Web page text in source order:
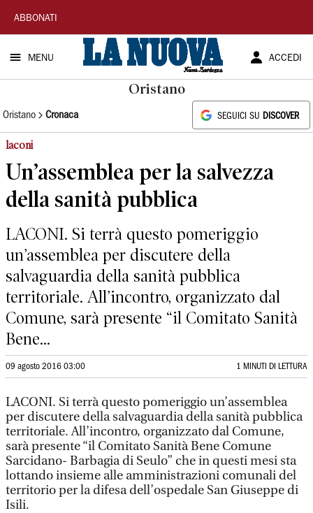
La
Nuova
Sardegna
ABBONATI
MENU ACCEDI
Oristano
Oristano Cronaca SEGUICI SU DISCOVER
laconi
Un’assemblea per la salvezza
della sanità pubblica
LACONI. Si terrà questo pomeriggio
un’assemblea per discutere della
salvaguardia della sanità pubblica
territoriale. All’incontro, organizzato dal
Comune, sarà presente “il Comitato Sanità
Bene...
09 agosto 2016 03:00 1 MINUTI DI LETTURA
LACONI. Si terrà questo pomeriggio un’assemblea
per discutere della salvaguardia della sanità pubblica
territoriale. All’incontro, organizzato dal Comune,
sarà presente “il Comitato Sanità Bene Comune
Sarcidano- Barbagia di Seulo” che in questi mesi sta
lottando insieme alle amministrazioni comunali del
territorio per la difesa dell’ospedale San Giuseppe di
Isili.